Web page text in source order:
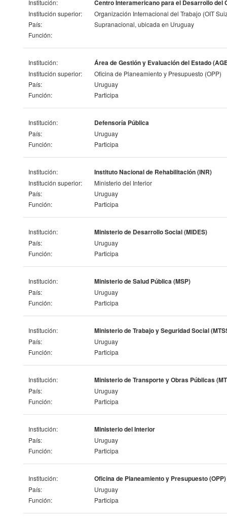
Institución: Centro Interamericano para el Desarrollo del
Institución superior:
Organización Internacional del Trabajo (OIT
País:
Supranacional, ubicada en Uruguay
Función:
Institución: Área de Gestión y Evaluación del Estado
Institución superior:
Oficina de Planeamiento y Presupuesto (OPP)
País:
Uruguay
Función:
Participa
Institución: Defensoría Pública
País:
Uruguay
Función:
Participa
Institución: Instituto Nacional de Rehabilitación (INR)
Institución superior:
Ministerio del Interior
País:
Uruguay
Función:
Participa
Institución: Ministerio de Desarrollo Social (MIDES)
País:
Uruguay
Función:
Participa
Institución: Ministerio de Salud Pública (MSP)
País:
Uruguay
Función:
Participa
Institución: Ministerio de Trabajo y Seguridad Social
País:
Uruguay
Función:
Participa
Institución: Ministerio de Transporte y Obras Públicas
País:
Uruguay
Función:
Participa
Institución: Ministerio del Interior
País:
Uruguay
Función:
Participa
Institución: Oficina de Planeamiento y Presupuesto (OPP)
País:
Uruguay
Función:
Participa